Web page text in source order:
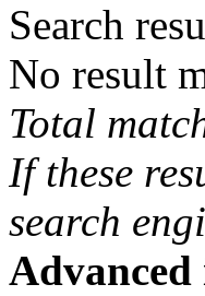
Search
No result
Total
If these
search